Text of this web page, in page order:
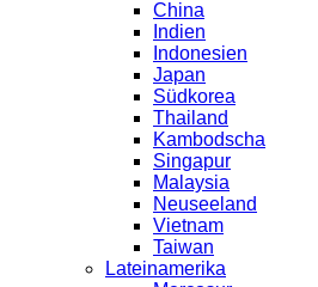
China
Indien
Indonesien
Japan
Südkorea
Thailand
Kambodscha
Singapur
Malaysia
Neuseeland
Vietnam
Taiwan
Lateinamerika